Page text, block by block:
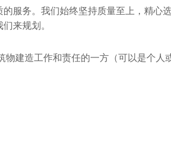
服务。我们始终坚持质量至上，精心
来规划。
建造工作和责任的一方（可以是个人